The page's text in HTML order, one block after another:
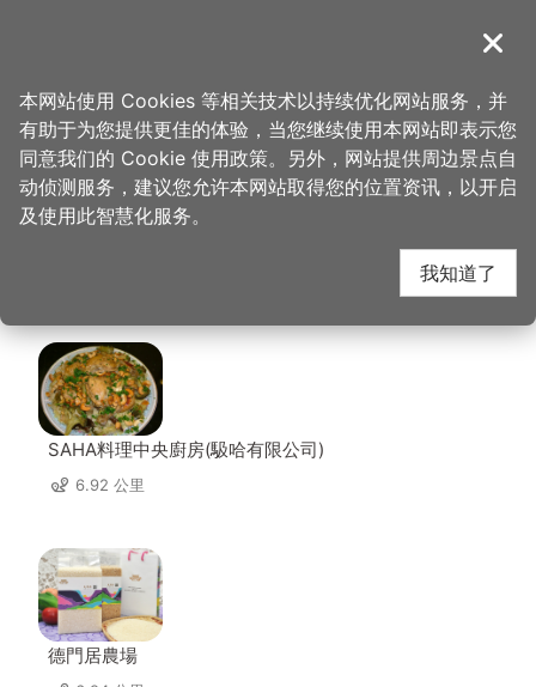
導覽
首页 > 想去的地方 > 美食、购物 > Chophouse 恰好食美式餐厅
Chophouse 恰好食美
式餐厅 周边店家
SAHA料理中央廚房(馺哈有限公司)
6.92 公里
德門居農場
关闭
本网站使用 Cookies 等相关技术以持续优化网站服务，并
有助于为您提供更佳的体验，当您继续使用本网站即表示您
同意我们的 Cookie 使用政策。另外，网站提供周边景点自
动侦测服务，建议您允许本网站取得您的位置资讯，以开启
及使用此智慧化服务。
我知道了